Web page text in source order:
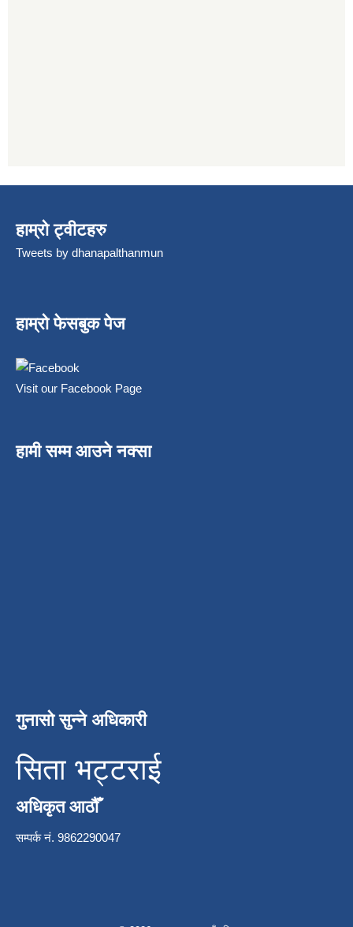
हाम्रो ट्वीटहरु
Tweets by dhanapalthanmun
हाम्रो फेसबुक पेज
Visit our Facebook Page
हामी सम्म आउने नक्सा
गुनासो सुन्ने अधिकारी
सिता भट्टराई
अधिकृत आठौँ
सम्पर्क नं. 9862290047